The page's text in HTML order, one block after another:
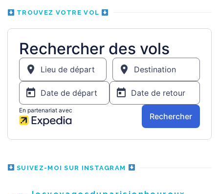
TROUVEZ VOTRE VOL
SUIVEZ-MOI SUR INSTAGRAM